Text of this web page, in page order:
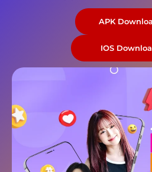
APK
IOS